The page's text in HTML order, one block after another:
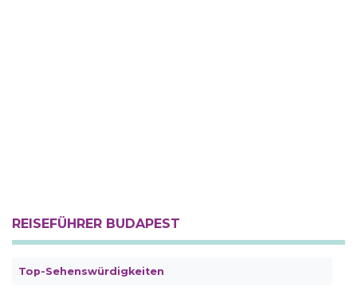
REISEFÜHRER BUDAPEST
Top-Sehenswürdigkeiten